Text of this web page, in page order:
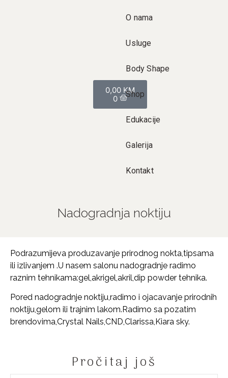
0,00 KM
0
O nama
Usluge
Body Shape
Shop
Edukacije
Galerija
Kontakt
Nadogradnja noktiju
Podrazumijeva produzavanje prirodnog nokta,tipsama
ili izlivanjem .U nasem salonu nadogradnje radimo
raznim tehnikama:gel,akrigel,akril,dip powder tehnika.
Pored nadogradnje noktiju,radimo i ojacavanje prirodnih
noktiju,gelom ili trajnim lakom.Radimo sa pozatim
brendovima,Crystal Nails,CND,Clarissa,Kiara sky.
Pročitaj još